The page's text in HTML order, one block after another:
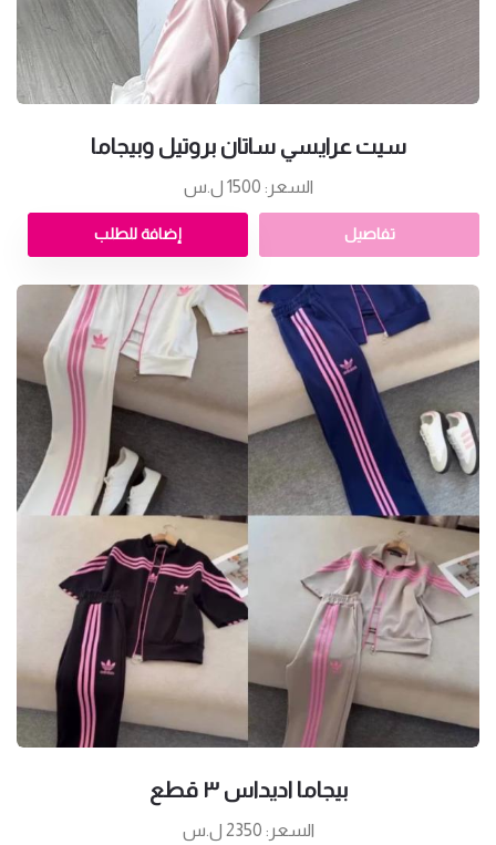
سيت عرايسي ساتان بروتيل وبيجاما
السعر: 1500 ل.س
تفاصيل إضافة للطلب
بيجاما اديداس ٣ قطع
السعر: 2350 ل.س